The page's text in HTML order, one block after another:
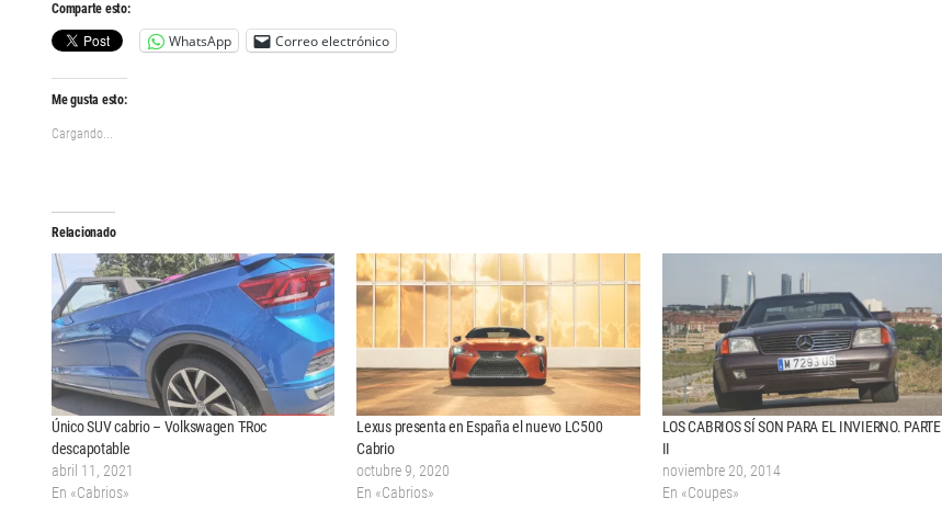
Comparte esto:
WhatsApp Correo electrónico
Me gusta esto:
Cargando...
Relacionado
Único SUV cabrio – Volkswagen T-Roc
descapotable
abril 11, 2021
En «Cabrios»
Lexus presenta en España el nuevo LC500
Cabrio
octubre 9, 2020
En «Cabrios»
LOS CABRIOS SÍ SON PARA EL INVIERNO. PARTE
II
noviembre 20, 2014
En «Coupes»